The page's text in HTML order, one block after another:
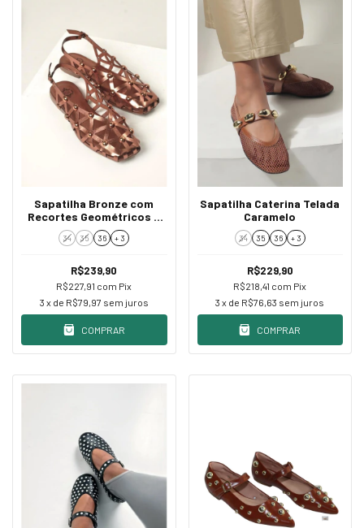
Sapatilha Bronze com
Recortes Geométricos e
Aplicações
34 35 36 + 3
R$239,90
R$227,91 com Pix
3 x de R$79,97 sem juros
COMPRAR
Sapatilha Caterina Telada
Caramelo
34 35 36 + 3
R$229,90
R$218,41 com Pix
3 x de R$76,63 sem juros
COMPRAR